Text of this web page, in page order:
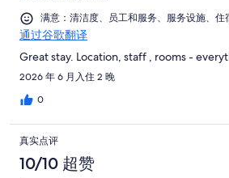
满意：清洁度、员工和服务、服务设施、住
通过谷歌翻译
Great stay. Location, staff , rooms -
2026 年 6 月入住 2 晚
0
真实点评
10/10 超赞